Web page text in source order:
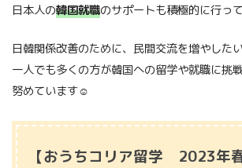
日本人の韓国就職のサポートも積極的に行って
日韓関係改善のために、民間交流を増やした
一人でも多くの方が韓国への留学や就職に挑
努めています☺
【おうちコリア留学 2023年